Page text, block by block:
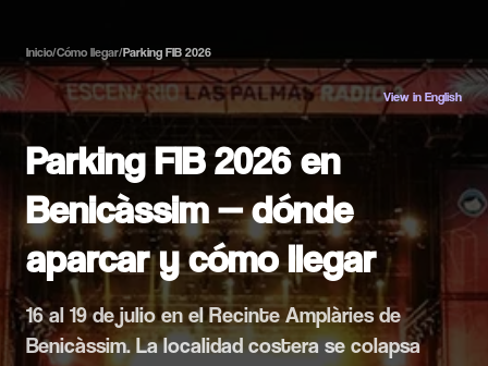
Inicio/Cómo llegar/Parking FIB 2026
View in English
Parking FIB 2026 en
Benicàssim — dónde
aparcar y cómo llegar
16 al 19 de julio en el Recinte Amplàries de
Benicàssim. La localidad costera se colapsa